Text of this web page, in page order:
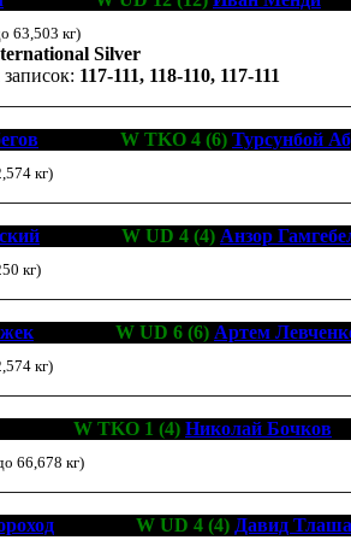
63,503 кг)
Silver
117-111, 118-110, 117-111
W TKO 4 (6) Турсунбой
кг)
W UD 4 (4) Анзор
кг)
W UD 6 (6) Артем
кг)
W TKO 1 (4) Николай Бочков
66,678 кг)
W UD 4 (4) Давид